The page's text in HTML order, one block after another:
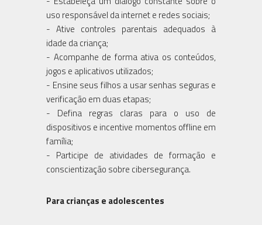
uso responsável da internet e redes sociais;
- Ative controles parentais adequados à
idade da criança;
- Acompanhe de forma ativa os conteúdos,
jogos e aplicativos utilizados;
- Ensine seus filhos a usar senhas seguras e
verificação em duas etapas;
- Defina regras claras para o uso de
dispositivos e incentive momentos offline em
família;
- Participe de atividades de formação e
conscientização sobre cibersegurança.
Para crianças e adolescentes